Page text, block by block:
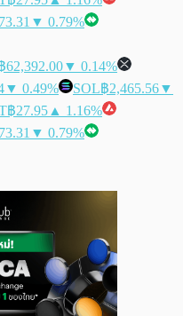
▼ 0.79%
62,392.00▼ 0.14%
▼ 0.49% SOL฿2,465.56▼
฿27.95 ▲ 1.16%
▼ 0.79%